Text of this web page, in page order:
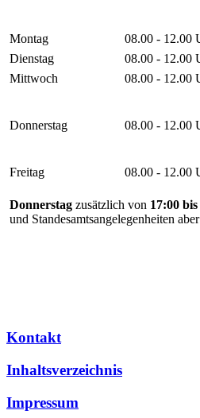
Montag 08.00 - 12.00
Dienstag
08.00 - 12.00
Mittwoch
08.00 - 12.00
Donnerstag 08.00 - 12.00
Freitag 08.00 - 12.00
Donnerstag zusätzlich von 17:00
und Standesamtsangelegenheiten
Kontakt
Inhaltsverzeichnis
Impressum